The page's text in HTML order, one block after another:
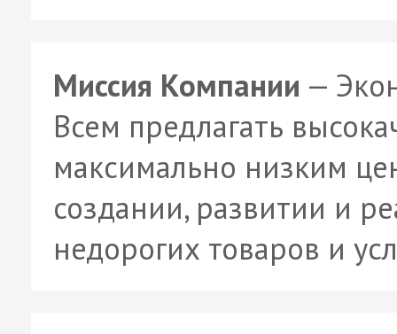
Миссия Компании —
Всем предлагать
максимально низким
создании, развитии и
недорогих товаров и